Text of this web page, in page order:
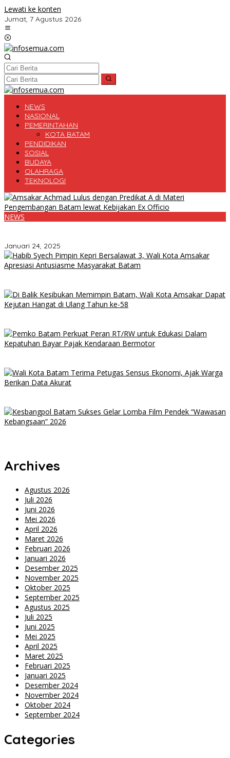
Lewati ke konten
Jumat, 7 Agustus 2026
NEWS
NASIONAL
PEMERINTAHAN
KOTA BATAM
PENDIDIKAN
SOSIAL
BUDAYA
OLAHRAGA
TEKNOLOGI
NEWS
Januari 24, 2025
Archives
Agustus 2026
Juli 2026
Juni 2026
Mei 2026
April 2026
Maret 2026
Februari 2026
Januari 2026
Desember 2025
November 2025
Oktober 2025
September 2025
Agustus 2025
Juli 2025
Juni 2025
Mei 2025
April 2025
Maret 2025
Februari 2025
Januari 2025
Desember 2024
November 2024
Oktober 2024
September 2024
Categories